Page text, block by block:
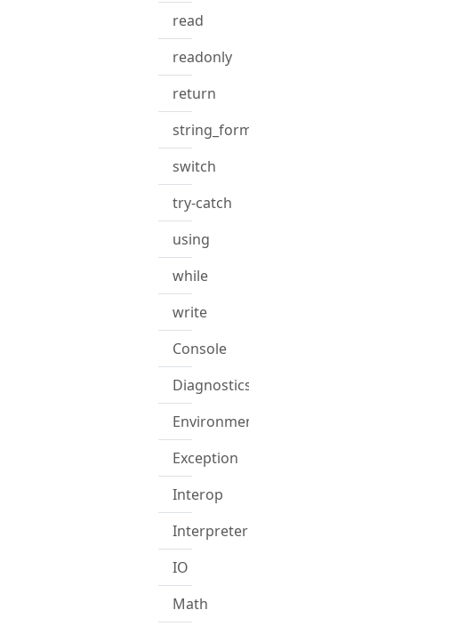
read
readonly
return
string_format
switch
try-catch
using
while
write
Console
Diagnostics
Environment
Exception
Interop
Interpreter
IO
Math